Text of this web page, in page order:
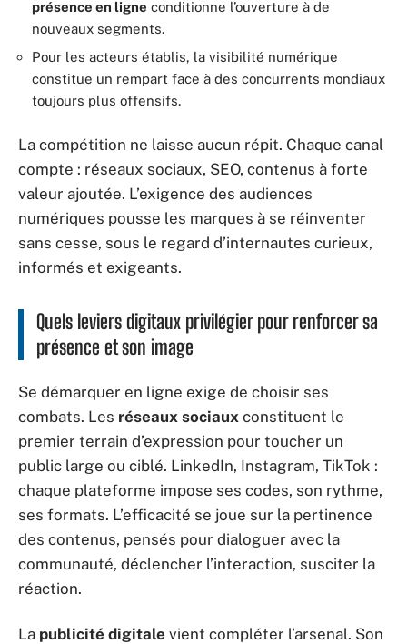
présence en ligne conditionne l’ouverture à de
nouveaux segments.
Pour les acteurs établis, la visibilité numérique
constitue un rempart face à des concurrents mondiaux
toujours plus offensifs.
La compétition ne laisse aucun répit. Chaque canal
compte : réseaux sociaux, SEO, contenus à forte
valeur ajoutée. L’exigence des audiences
numériques pousse les marques à se réinventer
sans cesse, sous le regard d’internautes curieux,
informés et exigeants.
Quels leviers digitaux privilégier pour renforcer sa
présence et son image
Se démarquer en ligne exige de choisir ses
combats. Les réseaux sociaux constituent le
premier terrain d’expression pour toucher un
public large ou ciblé. LinkedIn, Instagram, TikTok :
chaque plateforme impose ses codes, son rythme,
ses formats. L’efficacité se joue sur la pertinence
des contenus, pensés pour dialoguer avec la
communauté, déclencher l’interaction, susciter la
réaction.
La publicité digitale vient compléter l’arsenal. Son